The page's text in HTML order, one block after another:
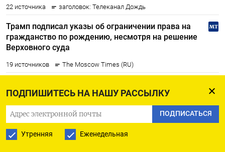
ПОДПИШИТЕСЬ НА НАШУ РАССЫЛКУ
ПОДПИСАТЬСЯ
Утренняя Еженедельная